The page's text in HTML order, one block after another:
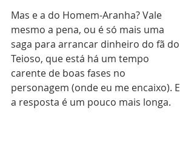
Mas e a do Homem-Aranha? Vale
mesmo a pena, ou é só mais uma
saga para arrancar dinheiro do fã do
Teioso, que está há um tempo
carente de boas fases no
personagem (onde eu me encaixo). E
a resposta é um pouco mais longa.